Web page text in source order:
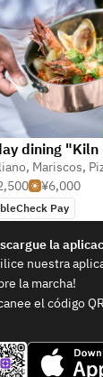
dining "Kiln
, Mariscos,
¥6,000
Pay
la
nuestra
la marcha!
el código